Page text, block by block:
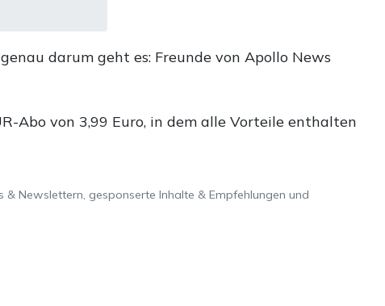
darum geht es: Freunde von Apollo News
Abo von 3,99 Euro, in dem alle Vorteile enthalten
Newslettern, gesponserte Inhalte & Empfehlungen und